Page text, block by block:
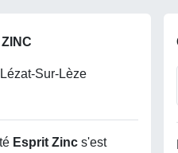
Lézat-Sur-Lèze
Esprit Zinc s'est